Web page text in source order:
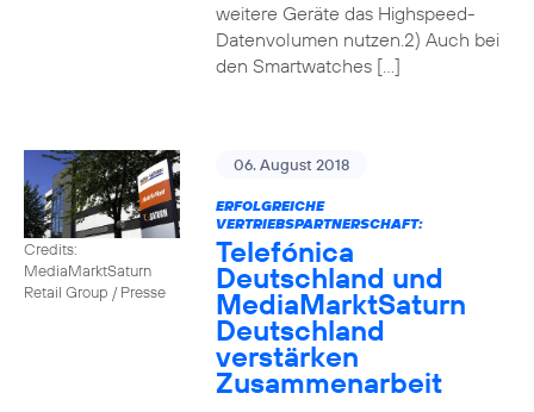
weitere Geräte das Highspeed-
Datenvolumen nutzen.2) Auch bei
den Smartwatches […]
Credits:
MediaMarktSaturn
Retail Group / Presse
06. August 2018
ERFOLGREICHE
VERTRIEBSPARTNERSCHAFT:
Telefónica
Deutschland und
MediaMarktSaturn
Deutschland
verstärken
Zusammenarbeit